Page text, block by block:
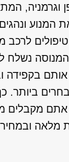
וגרמניה,
המנוע
לרכב
המנוסה נשלח
בקפידה
ביותר.
אתם מקבלים
מלאה